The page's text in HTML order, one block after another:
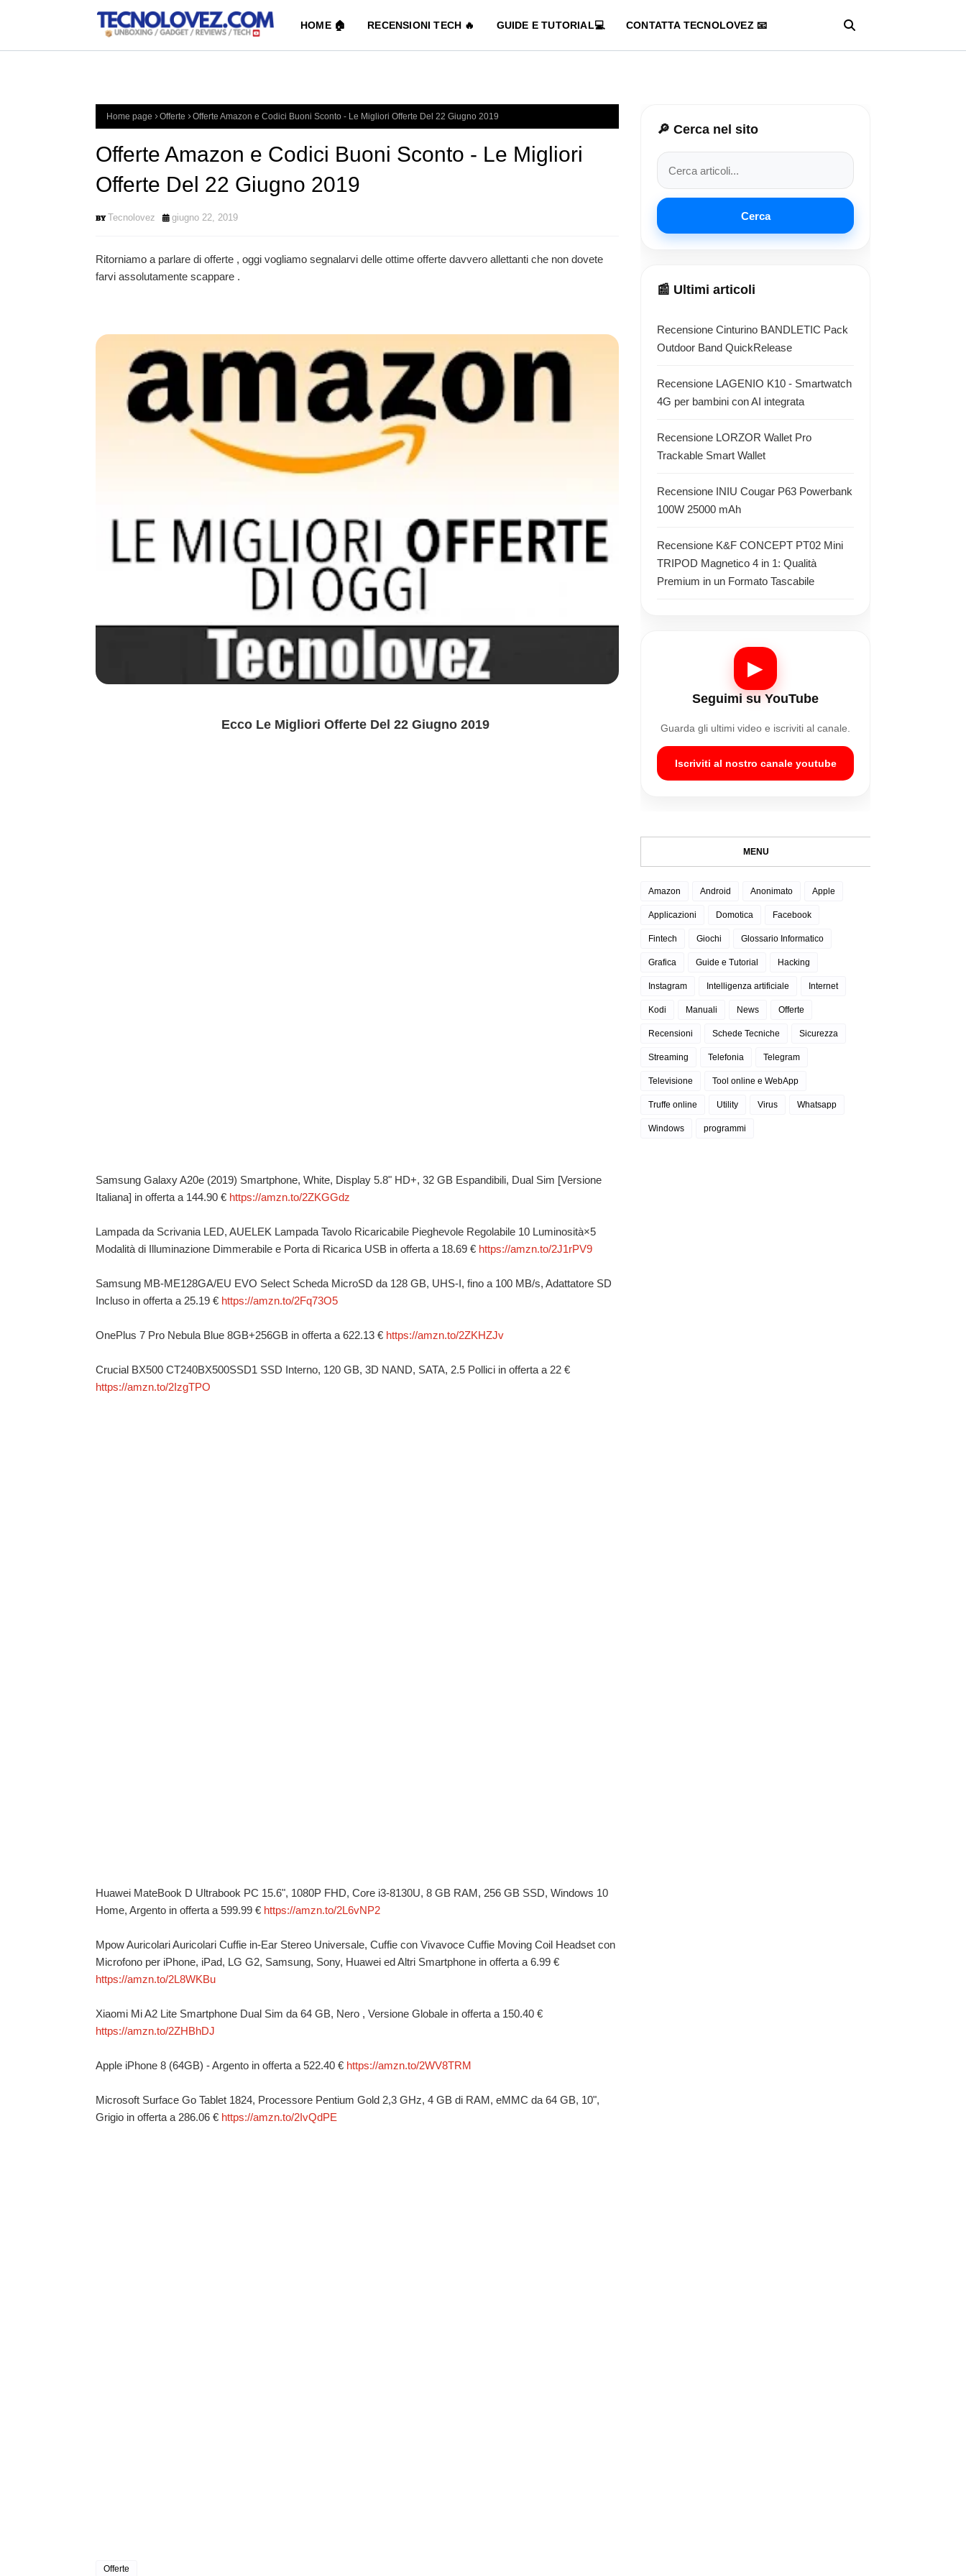
HOME 🏠 RECENSIONI TECH 🔥 GUIDE E TUTORIAL💻 CONTATTA TECNOLOVEZ 📧
Home page Offerte Offerte Amazon e Codici Buoni Sconto - Le Migliori Offerte Del 22 Giugno 2019
Offerte Amazon e Codici Buoni Sconto - Le Migliori
Offerte Del 22 Giugno 2019
Tecnolovez giugno 22, 2019
Ritorniamo a parlare di offerte , oggi vogliamo segnalarvi delle ottime offerte davvero allettanti che non dovete
farvi assolutamente scappare .
Ecco Le Migliori Offerte Del 22 Giugno 2019
Samsung Galaxy A20e (2019) Smartphone, White, Display 5.8" HD+, 32 GB Espandibili, Dual Sim [Versione
Italiana] in offerta a 144.90 € https://amzn.to/2ZKGGdz
Lampada da Scrivania LED, AUELEK Lampada Tavolo Ricaricabile Pieghevole Regolabile 10 Luminosità×5
Modalità di Illuminazione Dimmerabile e Porta di Ricarica USB in offerta a 18.69 € https://amzn.to/2J1rPV9
Samsung MB-ME128GA/EU EVO Select Scheda MicroSD da 128 GB, UHS-I, fino a 100 MB/s, Adattatore SD
Incluso in offerta a 25.19 € https://amzn.to/2Fq73O5
OnePlus 7 Pro Nebula Blue 8GB+256GB in offerta a 622.13 € https://amzn.to/2ZKHZJv
Crucial BX500 CT240BX500SSD1 SSD Interno, 120 GB, 3D NAND, SATA, 2.5 Pollici in offerta a 22 €
https://amzn.to/2IzgTPO
Huawei MateBook D Ultrabook PC 15.6", 1080P FHD, Core i3-8130U, 8 GB RAM, 256 GB SSD, Windows 10
Home, Argento in offerta a 599.99 € https://amzn.to/2L6vNP2
Mpow Auricolari Auricolari Cuffie in-Ear Stereo Universale, Cuffie con Vivavoce Cuffie Moving Coil Headset con
Microfono per iPhone, iPad, LG G2, Samsung, Sony, Huawei ed Altri Smartphone in offerta a 6.99 €
https://amzn.to/2L8WKBu
Xiaomi Mi A2 Lite Smartphone Dual Sim da 64 GB, Nero , Versione Globale in offerta a 150.40 €
https://amzn.to/2ZHBhDJ
Apple iPhone 8 (64GB) - Argento in offerta a 522.40 € https://amzn.to/2WV8TRM
Microsoft Surface Go Tablet 1824, Processore Pentium Gold 2,3 GHz, 4 GB di RAM, eMMC da 64 GB, 10",
Grigio in offerta a 286.06 € https://amzn.to/2IvQdPE
Offerte
🔎 Cerca nel sito
Cerca
📰 Ultimi articoli
Recensione Cinturino BANDLETIC Pack
Outdoor Band QuickRelease
Recensione LAGENIO K10 - Smartwatch
4G per bambini con AI integrata
Recensione LORZOR Wallet Pro
Trackable Smart Wallet
Recensione INIU Cougar P63 Powerbank
100W 25000 mAh
Recensione K&F CONCEPT PT02 Mini
TRIPOD Magnetico 4 in 1: Qualità
Premium in un Formato Tascabile
▶
Seguimi su YouTube
Guarda gli ultimi video e iscriviti al canale.
Iscriviti al nostro canale youtube
MENU
Amazon Android Anonimato Apple
Applicazioni Domotica Facebook
Fintech Giochi Glossario Informatico
Grafica Guide e Tutorial Hacking
Instagram Intelligenza artificiale Internet
Kodi Manuali News Offerte
Recensioni Schede Tecniche Sicurezza
Streaming Telefonia Telegram
Televisione Tool online e WebApp
Truffe online Utility Virus Whatsapp
Windows programmi